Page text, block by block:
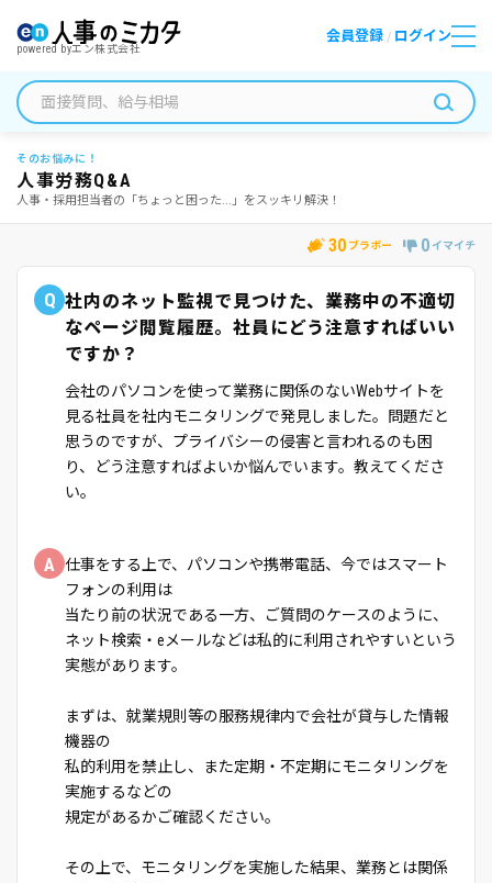
powered byエン株式会社
会員登録 / ログイン
そのお悩みに！
人事労務Q&A
人事・採用担当者の「ちょっと困った...」をスッキリ解決！
30 ブラボー 0 イマイチ
Q 社内のネット監視で見つけた、業務中の不適切
なページ閲覧履歴。社員にどう注意すればいい
ですか？
会社のパソコンを使って業務に関係のないWebサイトを
見る社員を社内モニタリングで発見しました。問題だと
思うのですが、プライバシーの侵害と言われるのも困
り、どう注意すればよいか悩んでいます。教えてくださ
い。
A
仕事をする上で、パソコンや携帯電話、今ではスマート
フォンの利用は
当たり前の状況である一方、ご質問のケースのように、
ネット検索・eメールなどは私的に利用されやすいという
実態があります。
まずは、就業規則等の服務規律内で会社が貸与した情報
機器の
私的利用を禁止し、また定期・不定期にモニタリングを
実施するなどの
規定があるかご確認ください。
その上で、モニタリングを実施した結果、業務とは関係